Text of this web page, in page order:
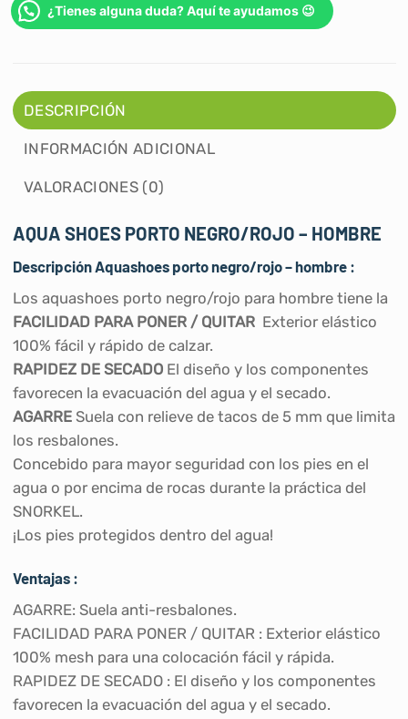
¿Tienes alguna duda? Aquí te ayudamos 😉
DESCRIPCIÓN
INFORMACIÓN ADICIONAL
VALORACIONES (0)
AQUA SHOES PORTO NEGRO/ROJO – HOMBRE
Descripción Aquashoes porto negro/rojo – hombre :
Los aquashoes porto negro/rojo para hombre tiene la
FACILIDAD PARA PONER / QUITARExterior elástico
100% fácil y rápido de calzar.
RAPIDEZ DE SECADOEl diseño y los componentes
favorecen la evacuación del agua y el secado.
AGARRESuela con relieve de tacos de 5 mm que limita
los resbalones.
Concebido para mayor seguridad con los pies en el
agua o por encima de rocas durante la práctica del
SNORKEL.
¡Los pies protegidos dentro del agua!
Ventajas :
AGARRE: Suela anti-resbalones.
FACILIDAD PARA PONER / QUITAR : Exterior elástico
100% mesh para una colocación fácil y rápida.
RAPIDEZ DE SECADO : El diseño y los componentes
favorecen la evacuación del agua y el secado.